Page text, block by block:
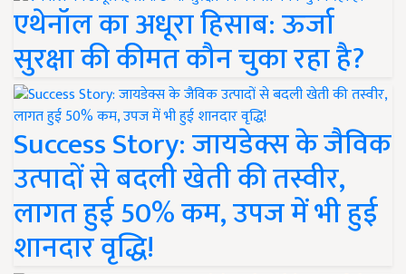
एथेनॉल का अधूरा हिसाब: ऊर्जा
सुरक्षा की कीमत कौन चुका रहा है?
Success Story: जायडेक्स के जैविक
उत्पादों से बदली खेती की तस्वीर,
लागत हुई 50% कम, उपज में भी हुई
शानदार वृद्धि!